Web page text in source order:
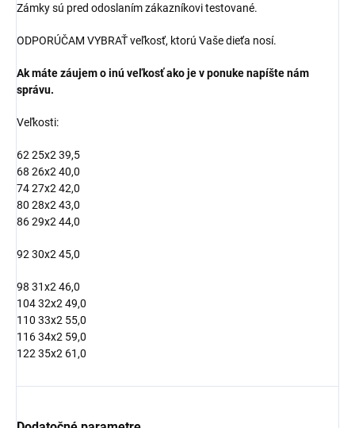
Zámky sú pred odoslaním zákazníkovi testované.
ODPORÚČAM VYBRAŤ veľkosť, ktorú Vaše dieťa nosí.
Ak máte záujem o inú veľkosť ako je v ponuke napíšte nám
správu.
Veľkosti:
62 25x2 39,5
68 26x2 40,0
74 27x2 42,0
80 28x2 43,0
86 29x2 44,0
92 30x2 45,0
98 31x2 46,0
104 32x2 49,0
110 33x2 55,0
116 34x2 59,0
122 35x2 61,0